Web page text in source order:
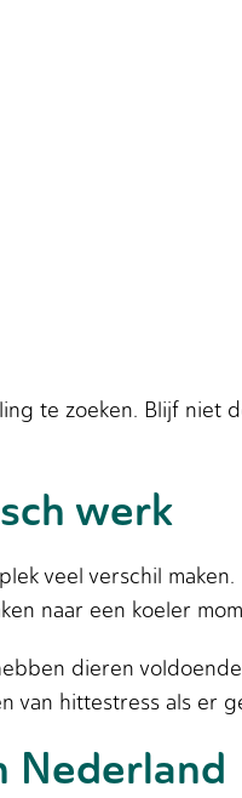
te zoeken. Blijf niet
werk
veel verschil
naar een koeler
dieren
van hittestress als er
Nederland